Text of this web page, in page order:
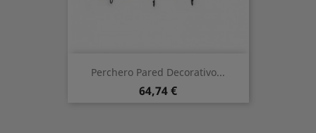
Perchero Pared Decorativo...
Preis
64,74 €